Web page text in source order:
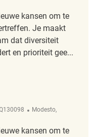
kansen om te
Je maakt
dat diversiteit
en prioriteit gee...
Plaats
Modesto,
kansen om te